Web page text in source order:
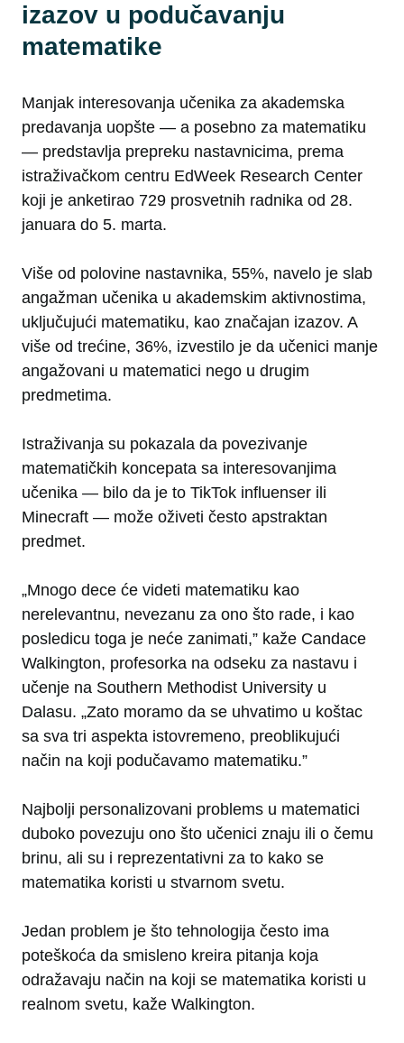
izazov u podučavanju
matematike
Manjak interesovanja učenika za akademska
predavanja uopšte — a posebno za matematiku
— predstavlja prepreku nastavnicima, prema
istraživačkom centru EdWeek Research Center
koji je anketirao 729 prosvetnih radnika od 28.
januara do 5. marta.
Više od polovine nastavnika, 55%, navelo je slab
angažman učenika u akademskim aktivnostima,
uključujući matematiku, kao značajan izazov. A
više od trećine, 36%, izvestilo je da učenici manje
angažovani u matematici nego u drugim
predmetima.
Istraživanja su pokazala da povezivanje
matematičkih koncepata sa interesovanjima
učenika — bilo da je to TikTok influenser ili
Minecraft — može oživeti često apstraktan
predmet.
„Mnogo dece će videti matematiku kao
nerelevantnu, nevezanu za ono što rade, i kao
posledicu toga je neće zanimati,” kaže Candace
Walkington, profesorka na odseku za nastavu i
učenje na Southern Methodist University u
Dalasu. „Zato moramo da se uhvatimo u koštac
sa sva tri aspekta istovremeno, preoblikujući
način na koji podučavamo matematiku.”
Najbolji personalizovani problems u matematici
duboko povezuju ono što učenici znaju ili o čemu
brinu, ali su i reprezentativni za to kako se
matematika koristi u stvarnom svetu.
Jedan problem je što tehnologija često ima
poteškoća da smisleno kreira pitanja koja
odražavaju način na koji se matematika koristi u
realnom svetu, kaže Walkington.